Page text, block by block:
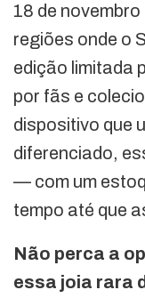
18 de
regiões onde o
edição limitada
por fãs e
dispositivo que
diferenciado,
— com um
tempo até que
Não perca a
essa joia rara